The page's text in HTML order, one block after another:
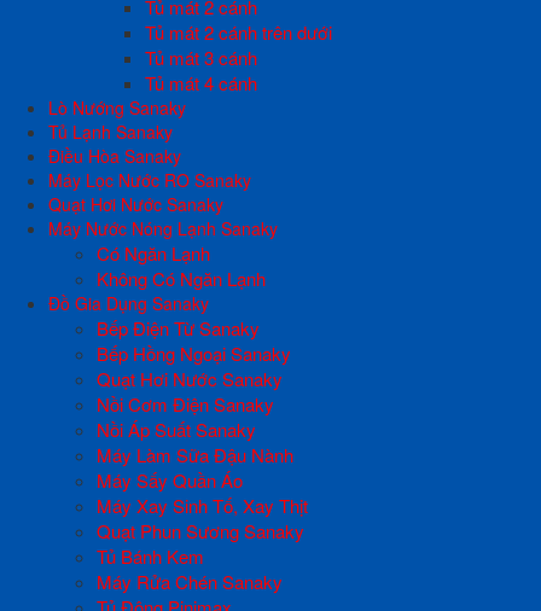
Tủ mát 2 cánh
Tủ mát 2 cánh trên dưới
Tủ mát 3 cánh
Tủ mát 4 cánh
Lò Nướng Sanaky
Tủ Lạnh Sanaky
Điều Hòa Sanaky
Máy Lọc Nước RO Sanaky
Quạt Hơi Nước Sanaky
Máy Nước Nóng Lạnh Sanaky
Có Ngăn Lạnh
Không Có Ngăn Lạnh
Đồ Gia Dụng Sanaky
Bếp Điện Từ Sanaky
Bếp Hồng Ngoại Sanaky
Quạt Hơi Nước Sanaky
Nồi Cơm Điện Sanaky
Nồi Áp Suất Sanaky
Máy Làm Sữa Đậu Nành
Máy Sấy Quần Áo
Máy Xay Sinh Tố, Xay Thịt
Quạt Phun Sương Sanaky
Tủ Bánh Kem
Máy Rửa Chén Sanaky